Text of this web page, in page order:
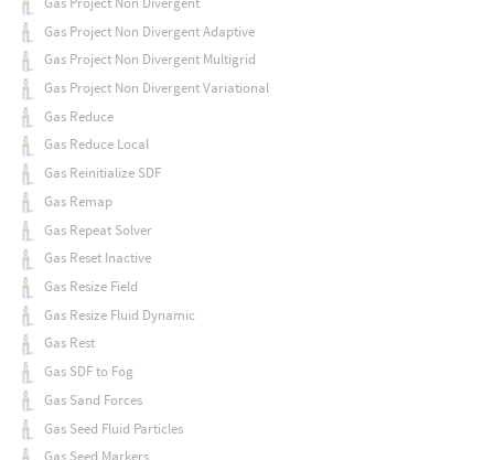
Gas Project Non Divergent Adaptive
Gas Project Non Divergent Multigrid
Gas Project Non Divergent Variational
Gas Reduce
Gas Reduce Local
Gas Reinitialize SDF
Gas Remap
Gas Repeat Solver
Gas Reset Inactive
Gas Resize Field
Gas Resize Fluid Dynamic
Gas Rest
Gas SDF to Fog
Gas Sand Forces
Gas Seed Fluid Particles